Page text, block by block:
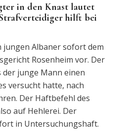
in den Knast lautet
hilft bei
jungen Albaner sofort dem
Rosenheim vor. Der
junge Mann einen
versucht hatte, nach
Der Haftbefehl des
auf Hehlerei. Der
in Untersuchungshaft.